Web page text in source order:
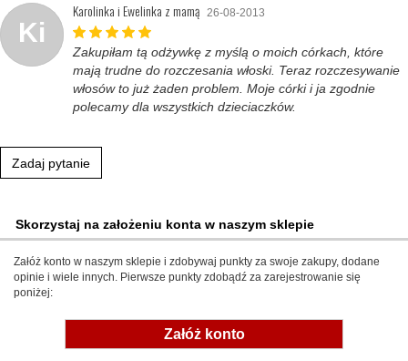
Ki
Karolinka i Ewelinka z mamą 26-08-2013
Zakupiłam tą odżywkę z myślą o moich córkach, które
mają trudne do rozczesania włoski. Teraz rozczesywanie
włosów to już żaden problem. Moje córki i ja zgodnie
polecamy dla wszystkich dzieciaczków.
Zadaj pytanie
Skorzystaj na założeniu konta w naszym sklepie
Załóż konto w naszym sklepie i zdobywaj punkty za swoje zakupy, dodane
opinie i wiele innych. Pierwsze punkty zdobądź za zarejestrowanie się
poniżej:
Załóż konto